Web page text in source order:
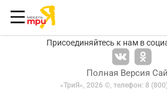
Присоединяйтесь к нам в
Полная Версия
«ТриЯ», 2026 ©, телефон: 8